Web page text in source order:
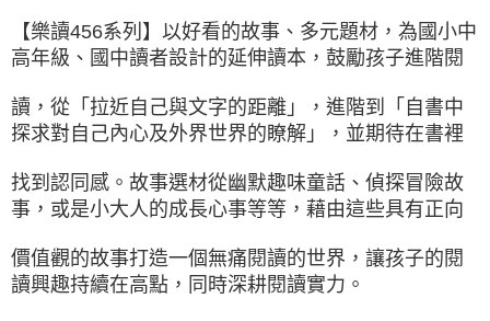
【樂讀456系列】以好看的故事、多元題材，為國小中
高年級、國中讀者設計的延伸讀本，鼓勵孩子進階閱
讀，從「拉近自己與文字的距離」，進階到「自書中
探求對自己內心及外界世界的瞭解」，並期待在書裡
找到認同感。故事選材從幽默趣味童話、偵探冒險故
事，或是小大人的成長心事等等，藉由這些具有正向
價值觀的故事打造一個無痛閱讀的世界，讓孩子的閱
讀興趣持續在高點，同時深耕閱讀實力。